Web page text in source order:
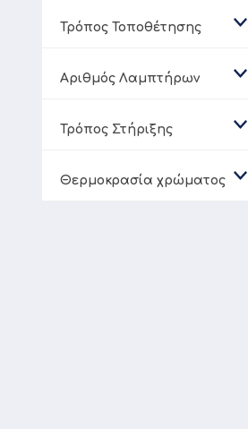
Τρόπος Τοποθέτησης
Αριθμός Λαμπτήρων
Τρόπος Στήριξης
Θερμοκρασία χρώματος